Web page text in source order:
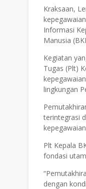
Kraksaan,
Informasi
Manusia
Kegiatan
Tugas (Plt)
lingkungan
terintegrasi
Plt Kepala
fondasi
dengan